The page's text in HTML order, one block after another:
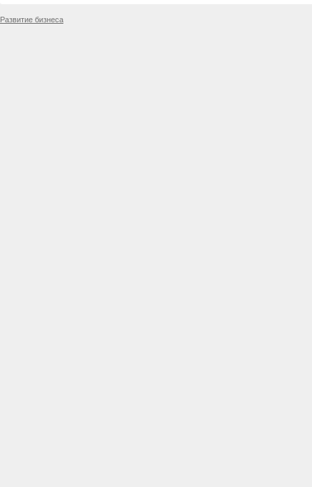
Развитие бизнеса